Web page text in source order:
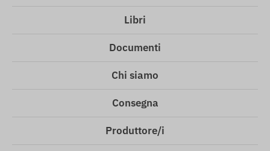
Libri
Documenti
Chi siamo
Consegna
Produttore/i